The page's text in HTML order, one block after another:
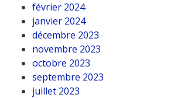
février 2024
janvier 2024
décembre 2023
novembre 2023
octobre 2023
septembre 2023
juillet 2023